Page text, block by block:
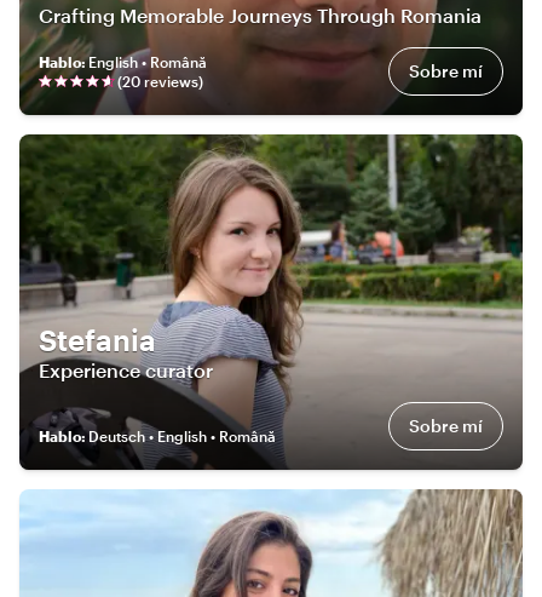
Crafting Memorable Journeys Through Romania
Hablo:English • Română
(20 reviews) Sobre mí
Stefania
Experience curator
Hablo:Deutsch • English • Română Sobre mí